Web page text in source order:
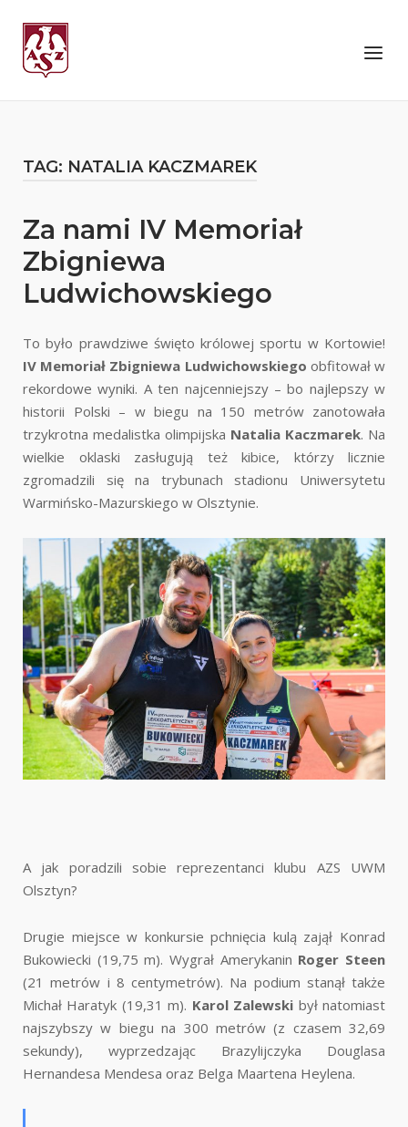
content
Home
Menu
TAG: NATALIA KACZMAREK
Za nami IV Memoriał
Zbigniewa
Ludwichowskiego
To było prawdziwe święto królowej sportu w Kortowie!
IV Memoriał Zbigniewa Ludwichowskiego obfitował w
rekordowe wyniki. A ten najcenniejszy – bo najlepszy w
historii Polski – w biegu na 150 metrów zanotowała
trzykrotna medalistka olimpijska Natalia Kaczmarek. Na
wielkie oklaski zasługują też kibice, którzy licznie
zgromadzili się na trybunach stadionu Uniwersytetu
Warmińsko-Mazurskiego w Olsztynie.
A jak poradzili sobie reprezentanci klubu AZS UWM
Olsztyn?
Drugie miejsce w konkursie pchnięcia kulą zajął Konrad
Bukowiecki (19,75 m). Wygrał Amerykanin Roger Steen
(21 metrów i 8 centymetrów). Na podium stanął także
Michał Haratyk (19,31 m). Karol Zalewski był natomiast
najszybszy w biegu na 300 metrów (z czasem 32,69
sekundy), wyprzedzając Brazylijczyka Douglasa
Hernandesa Mendesa oraz Belga Maartena Heylena.